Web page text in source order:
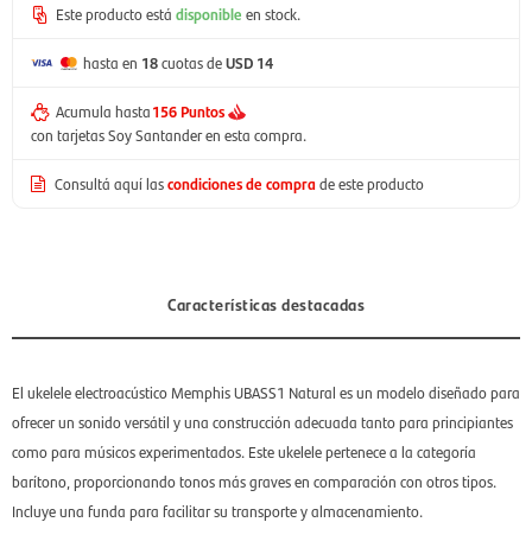
Este producto está disponible en stock.
hasta en 18cuotas deUSD 14
Acumula hasta156 Puntos
con tarjetas Soy Santander en esta compra.
Consultá aquí lascondiciones de comprade este producto
Características destacadas
El ukelele electroacústico Memphis UBASS1 Natural es un modelo diseñado para
ofrecer un sonido versátil y una construcción adecuada tanto para principiantes
como para músicos experimentados. Este ukelele pertenece a la categoría
barítono, proporcionando tonos más graves en comparación con otros tipos.
Incluye una funda para facilitar su transporte y almacenamiento.